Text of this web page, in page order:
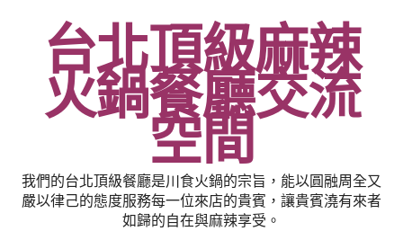
台北頂級麻辣
火鍋餐廳交流
空間
我們的台北頂級餐廳是川食火鍋的宗旨，能以圓融周全又
嚴以律己的態度服務每一位來店的貴賓，讓貴賓澆有來者
如歸的自在與麻辣享受。